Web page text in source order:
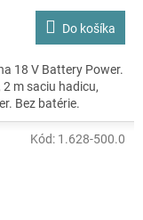
Do košíka
18 V Battery Power.
m saciu hadicu,
Bez batérie.
Kód: 1.628-500.0